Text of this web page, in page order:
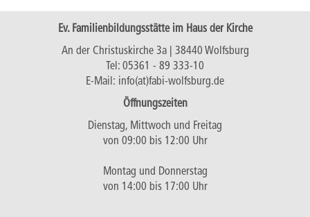
Ev. Familienbildungsstätte im Haus der Kirche
An der Christuskirche 3a | 38440 Wolfsburg
Tel: 05361 - 89 333-10
E-Mail: info(at)fabi-wolfsburg.de
Öffnungszeiten
Dienstag, Mittwoch und Freitag
von 09:00 bis 12:00 Uhr
Montag und Donnerstag
von 14:00 bis 17:00 Uhr